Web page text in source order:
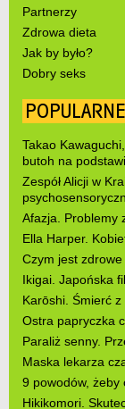
Partnerzy
Zdrowa dieta
Jak by było?
Dobry seks
Takao
butoh na
Zespół Alicji w
Afazja. Problemy
Ella Harper.
Czym jest
Ikigai. Japońska
Karōshi. Śmierć
Ostra papryczka
Paraliż senny.
Maska lekarza
9 powodów, żeby
Hikikomori.